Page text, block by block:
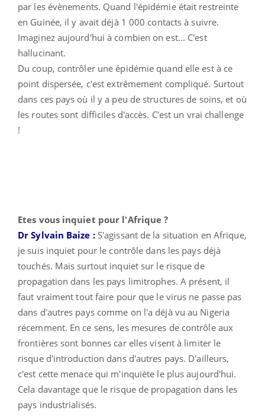
par les évènements. Quand l'épidémie était restreinte
en Guinée, il y avait déjà 1 000 contacts à suivre.
Imaginez aujourd'hui à combien on est... C'est
hallucinant.
Du coup, contrôler une épidémie quand elle est à ce
point dispersée, c'est extrêmement compliqué. Surtout
dans ces pays où il y a peu de structures de soins, et où
les routes sont difficiles d'accès. C'est un vrai challenge
!
Etes vous inquiet pour l'Afrique ?
Dr Sylvain Baize : S'agissant de la situation en Afrique,
je suis inquiet pour le contrôle dans les pays déjà
touchés. Mais surtout inquiet sur le risque de
propagation dans les pays limitrophes. A présent, il
faut vraiment tout faire pour que le virus ne passe pas
dans d'autres pays comme on l'a déjà vu au Nigeria
récemment. En ce sens, les mesures de contrôle aux
frontières sont bonnes car elles visent à limiter le
risque d'introduction dans d'autres pays. D'ailleurs,
c'est cette menace qui m'inquiète le plus aujourd'hui.
Cela davantage que le risque de propagation dans les
pays industrialisés.